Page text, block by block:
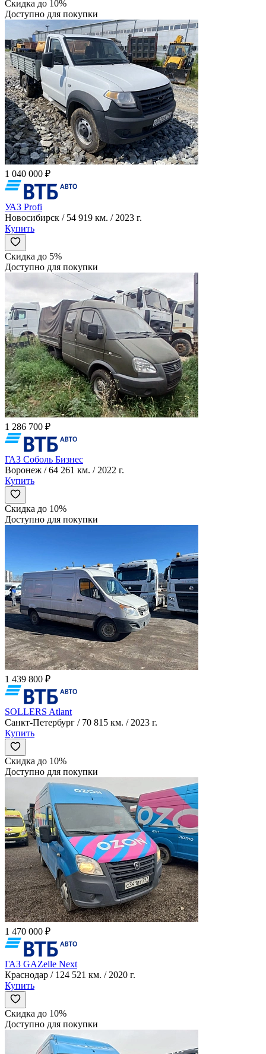
Скидка до 10%
Доступно для покупки
1 040 000 ₽
УАЗ Profi
Новосибирск / 54 919 км. / 2023 г.
Купить
Скидка до 5%
Доступно для покупки
1 286 700 ₽
ГАЗ Соболь Бизнес
Воронеж / 64 261 км. / 2022 г.
Купить
Скидка до 10%
Доступно для покупки
1 439 800 ₽
SOLLERS Atlant
Санкт-Петербург / 70 815 км. / 2023 г.
Купить
Скидка до 10%
Доступно для покупки
1 470 000 ₽
ГАЗ GAZelle Next
Краснодар / 124 521 км. / 2020 г.
Купить
Скидка до 10%
Доступно для покупки